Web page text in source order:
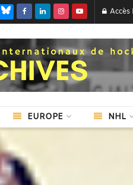
Accès
EUROPE NHL